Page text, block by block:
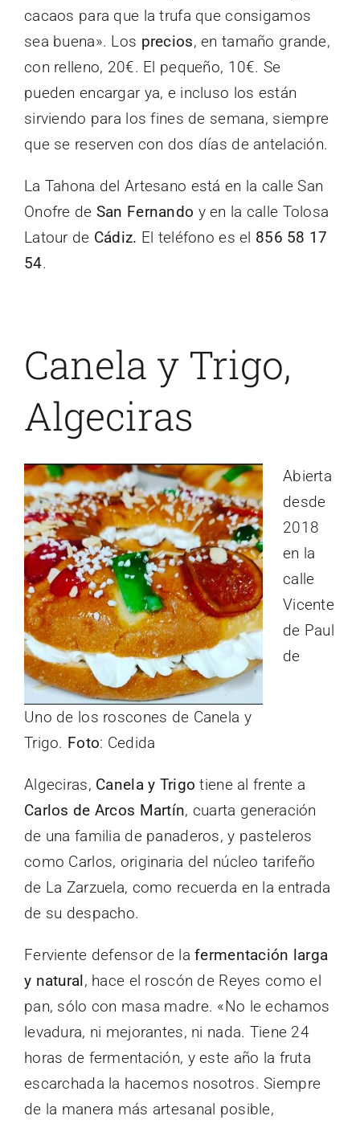
cacaos para que la trufa que consigamos
sea buena». Los precios, en tamaño grande,
con relleno, 20€. El pequeño, 10€. Se
pueden encargar ya, e incluso los están
sirviendo para los fines de semana, siempre
que se reserven con dos días de antelación.
La Tahona del Artesano está en la calle San
Onofre de San Fernando y en la calle Tolosa
Latour de Cádiz. El teléfono es el 856 58 17
54.
Canela y Trigo,
Algeciras
Uno de los roscones de Canela y
Trigo. Foto: Cedida
Abierta
desde
2018
en la
calle
Vicente
de Paul
de
Algeciras, Canela y Trigo tiene al frente a
Carlos de Arcos Martín, cuarta generación
de una familia de panaderos, y pasteleros
como Carlos, originaria del núcleo tarifeño
de La Zarzuela, como recuerda en la entrada
de su despacho.
Ferviente defensor de lafermentación larga
y natural, hace el roscón de Reyes como el
pan, sólo con masa madre. «No le echamos
levadura, ni mejorantes, ni nada. Tiene 24
horas de fermentación, y este año la fruta
escarchada la hacemos nosotros. Siempre
de la manera más artesanal posible,